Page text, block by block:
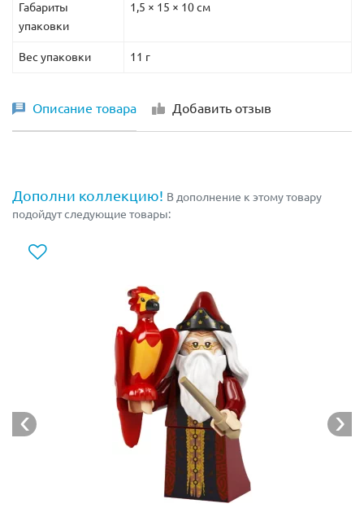
Габариты
упаковки
1,5 × 15 × 10 см
Вес упаковки 11 г
Описание товара Добавить отзыв
Дополни коллекцию! В дополнение к этому товару
подойдут следующие товары: